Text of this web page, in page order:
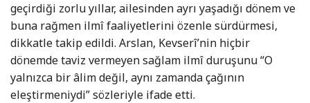
geçirdiği zorlu yıllar, ailesinden ayrı yaşadığı dönem ve
buna rağmen ilmî faaliyetlerini özenle sürdürmesi,
dikkatle takip edildi. Arslan, Kevserî’nin hiçbir
dönemde taviz vermeyen sağlam ilmî duruşunu “O
yalnızca bir âlim değil, aynı zamanda çağının
eleştirmeniydi” sözleriyle ifade etti.